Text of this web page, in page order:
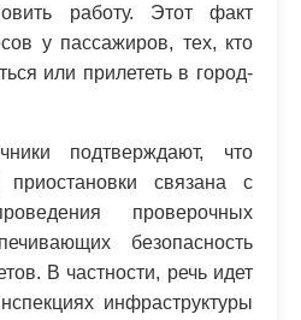
работу. Этот факт
у пассажиров, тех, кто
или прилететь в город-
подтверждают, что
приостановки связана с
проверочных
безопасность
В частности, речь идет
инфраструктуры